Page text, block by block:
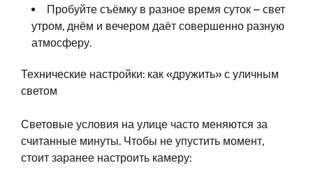
Пробуйте съёмку в разное время суток – свет
утром, днём и вечером даёт совершенно разную
атмосферу.
Технические настройки: как «дружить» с уличным
светом
Световые условия на улице часто меняются за
считанные минуты. Чтобы не упустить момент,
стоит заранее настроить камеру: